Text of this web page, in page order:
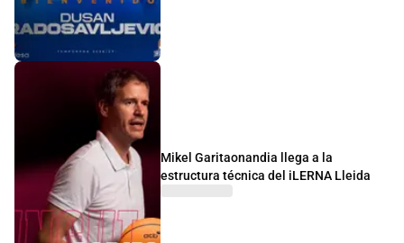
Mikel Garitaonandia llega a la
estructura técnica del iLERNA Lleida